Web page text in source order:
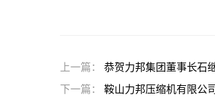
上一篇： 恭贺力邦集团董事长石
下一篇： 鞍山力邦压缩机有限公